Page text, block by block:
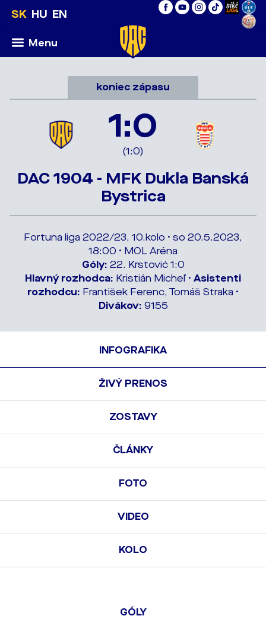
SK HU EN
Menu
koniec zápasu
1:0
(1:0)
DAC 1904 - MFK Dukla Banská
Bystrica
Fortuna liga 2022/23, 10.kolo • so 20.5.2023,
18:00 • MOL Aréna
Góly: 22. Krstović 1:0
Hlavný rozhodca: Kristián Micheľ • Asistenti
rozhodcu: František Ferenc, Tomáš Straka •
Divákov: 9155
INFOGRAFIKA
ŽIVÝ PRENOS
ZOSTAVY
ČLÁNKY
FOTO
VIDEO
KOLO
GÓLY